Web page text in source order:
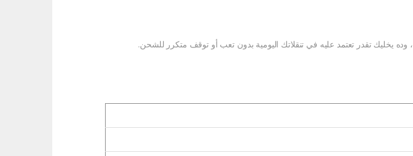
، وده يخليك تقدر تعتمد عليه في تنقلاتك اليومية بدون تعب أو توقف متكرر للشحن.